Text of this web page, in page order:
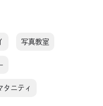
写真教室
タニティ